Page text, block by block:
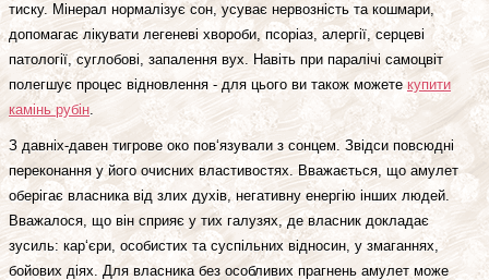
тиску. Мінерал нормалізує сон, усуває нервозність та кошмари,
допомагає лікувати легеневі хвороби, псоріаз, алергії, серцеві
патології, суглобові, запалення вух. Навіть при паралічі самоцвіт
полегшує процес відновлення - для цього ви також можетекупити
камінь рубін.
З давніх-давен тигрове око пов‘язували з сонцем. Звідси повсюдні
переконання у його очисних властивостях. Вважається, що амулет
оберігає власника від злих духів, негативну енергію інших людей.
Вважалося, що він сприяє у тих галузях, де власник докладає
зусиль: кар‘єри, особистих та суспільних відносин, у змаганнях,
бойових діях. Для власника без особливих прагнень амулет може